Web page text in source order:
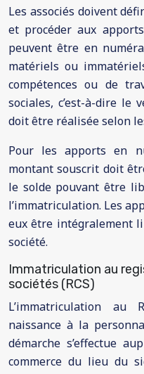
Les associés doivent
et procéder aux
peuvent être en
matériels ou
compétences ou de
sociales, c’est-à-dire le
doit être réalisée selon
Pour les apports en
montant souscrit doit
le solde pouvant être
l’immatriculation. Les
eux être intégralement
société.
Immatriculation au
sociétés (RCS)
L’immatriculation au
naissance à la
démarche s’effectue
commerce du lieu du